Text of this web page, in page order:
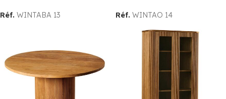
Réf. WINTABA 13 Réf. WINTAO 14